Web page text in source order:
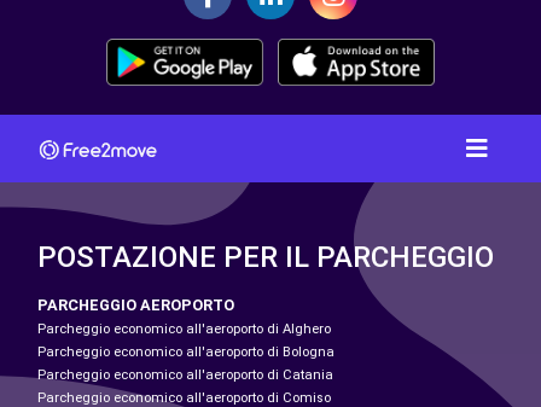
POSTAZIONE PER IL PARCHEGGIO
PARCHEGGIO AEROPORTO
Parcheggio economico all'aeroporto di Alghero
Parcheggio economico all'aeroporto di Bologna
Parcheggio economico all'aeroporto di Catania
Parcheggio economico all'aeroporto di Comiso